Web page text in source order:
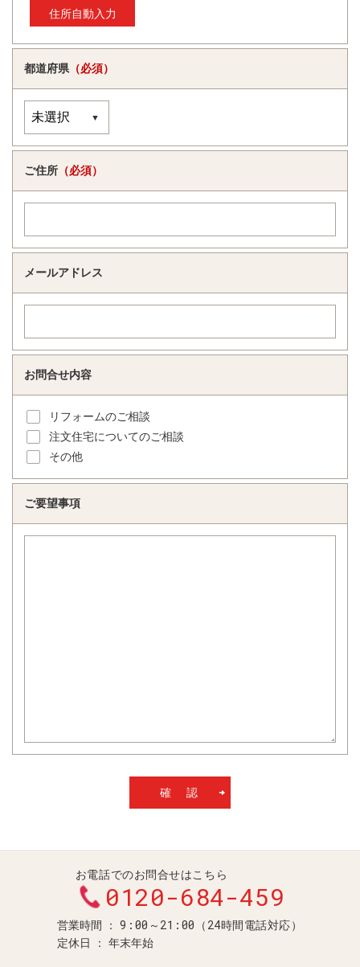
都道府県（必須）
ご住所 （必須）
メールアドレス
お問合せ内容
リフォームのご相談
注文住宅についてのご相談
その他
ご要望事項
お電話でのお問合せはこちら
0120-684-459
営業時間 9:00～21:00（24時間電話対応）
定休日 年末年始